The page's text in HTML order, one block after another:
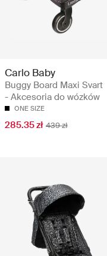
Carlo Baby
Buggy Board Maxi Svart
- Akcesoria do wózków
ONE SIZE
285.35 zł 439 zł